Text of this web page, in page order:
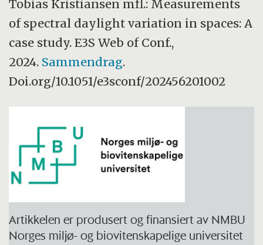
Tobias Kristiansen mfl.: Measurements
of spectral daylight variation in spaces: A
case study. E3S Web of Conf.,
2024. Sammendrag.
Doi.org/10.1051/e3sconf/202456201002
Artikkelen er produsert og finansiert av NMBU
Norges miljø- og biovitenskapelige universitet